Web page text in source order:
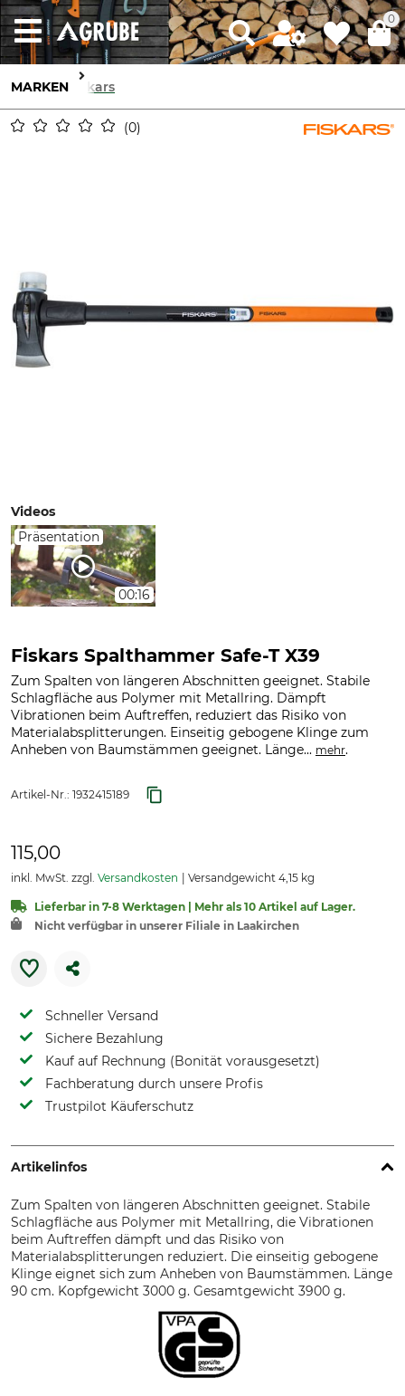
0
MARKEN Fiskars
0
Videos
Präsentation
00:16
Fiskars Spalthammer Safe-T X39
Zum Spalten von längeren Abschnitten geeignet. Stabile
Schlagfläche aus Polymer mit Metallring. Dämpft
Vibrationen beim Auftreffen, reduziert das Risiko von
Materialabsplitterungen. Einseitig gebogene Klinge zum
Anheben von Baumstämmen geeignet. Länge... mehr.
Artikel-Nr.: 1932415189
115,00
inkl. MwSt. zzgl. Versandkosten Versandgewicht 4,15 kg
Lieferbar in 7-8 Werktagen | Mehr als 10 Artikel auf Lager.
Nicht verfügbar in unserer Filiale in Laakirchen
Schneller Versand
Sichere Bezahlung
Kauf auf Rechnung (Bonität vorausgesetzt)
Fachberatung durch unsere Profis
Trustpilot Käuferschutz
Artikelinfos
Zum Spalten von längeren Abschnitten geeignet. Stabile
Schlagfläche aus Polymer mit Metallring, die Vibrationen
beim Auftreffen dämpft und das Risiko von
Materialabsplitterungen reduziert. Die einseitig gebogene
Klinge eignet sich zum Anheben von Baumstämmen. Länge
90 cm. Kopfgewicht 3000 g. Gesamtgewicht 3900 g.